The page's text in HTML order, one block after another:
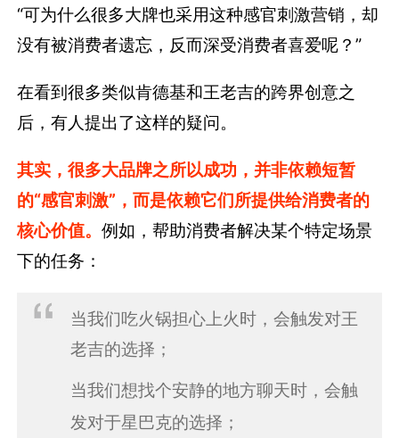
“可为什么很多大牌也采用这种感官刺激营销，却
没有被消费者遗忘，反而深受消费者喜爱呢？”
在看到很多类似肯德基和王老吉的跨界创意之
后，有人提出了这样的疑问。
其实，很多大品牌之所以成功，并非依赖短暂
的“感官刺激”，而是依赖它们所提供给消费者的
核心价值。例如，帮助消费者解决某个特定场景
下的任务：
当我们吃火锅担心上火时，会触发对王
老吉的选择；
当我们想找个安静的地方聊天时，会触
发对于星巴克的选择；